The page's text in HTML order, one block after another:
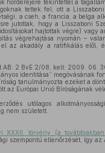
horderejére tekintettel a
tettek fel, ott a
a cseh, a francia, a belga
jutottak, hogy a Lisszaboni
hajtottak végre) vagy
végrehajtása nyomán –
az akadály a ratifikálás elől,
2 BvE 2/08, kelt: 2009. 06.
identitása” megóvásának
tanulmányozta ezeket a
az Európai Unió Bíróságának
utólagos
nem született.
XXXII. törvény (a
szempontú ellenőrzését, így az